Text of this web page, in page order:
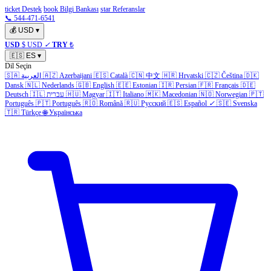
ticket Destek book Bilgi Bankası star Referanslar
📞 544-471-6541
💰 USD ▾
USD $ USD ✓ TRY ₺
🇪🇸 ES ▾
Dil Seçin
🇸🇦 العربية 🇦🇿 Azerbaijani 🇪🇸 Català 🇨🇳 中文 🇭🇷 Hrvatski 🇨🇿 Čeština 🇩🇰
Dansk 🇳🇱 Nederlands 🇬🇧 English 🇪🇪 Estonian 🇮🇷 Persian 🇫🇷 Français 🇩🇪
Deutsch 🇮🇱 עברית 🇭🇺 Magyar 🇮🇹 Italiano 🇲🇰 Macedonian 🇳🇴 Norwegian 🇵🇹
Português 🇵🇹 Português 🇷🇴 Română 🇷🇺 Русский 🇪🇸 Español ✓ 🇸🇪 Svenska
🇹🇷 Türkçe 🌐 Українська